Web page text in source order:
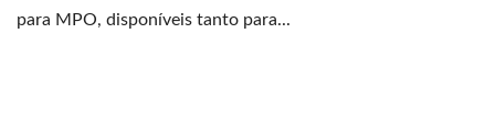
para MPO, disponíveis tanto para...